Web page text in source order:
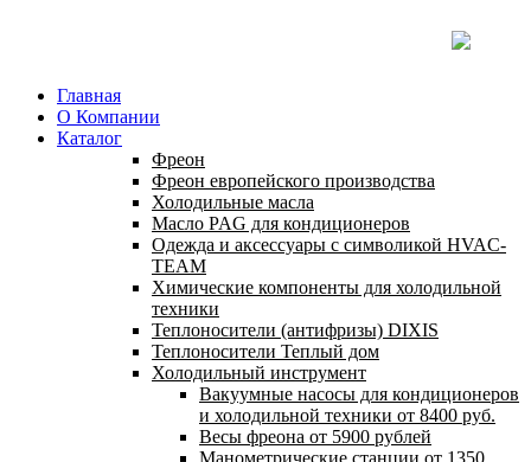
Главная
О Компании
Каталог
Фреон
Фреон европейского производства
Холодильные масла
Масло PAG для кондиционеров
Одежда и аксессуары с символикой HVAC-
TEAM
Химические компоненты для холодильной
техники
Теплоносители (антифризы) DIXIS
Теплоносители Теплый дом
Холодильный инструмент
Вакуумные насосы для кондиционеров
и холодильной техники от 8400 руб.
Весы фреона от 5900 рублей
Манометрические станции от 1350